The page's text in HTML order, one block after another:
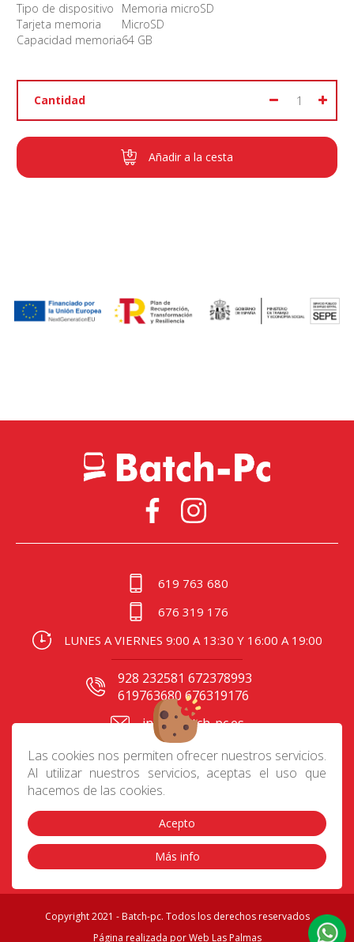
Las cookies nos permiten ofrecer nuestros servicios.
Al utilizar nuestros servicios, aceptas el uso que
hacemos de las cookies.
Acepto
Más info
Tipo de dispositivo
Memoria microSD
Tarjeta memoria
MicroSD
Capacidad memoria64 GB
Cantidad
Añadir a la cesta
619 763 680
676 319 176
LUNES A VIERNES 9:00 A 13:30 Y 16:00 A 19:00
928 232581 672378993
619763680 676319176
info@batch-pc.es
C/ Gral. Mas de Gaminde
24 35006, Las Palmas
Contacto Aviso Legal|Política de privacidad
|
Preguntas frecuentes|Envíos|Devoluciones|
Condiciones de compra
Copyright 2021 - Batch-pc. Todos los derechos reservados
Página realizada porWeb Las Palmas